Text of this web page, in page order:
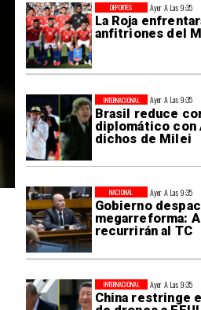
Ayer A Las 9:35
La Roja
anfitriones del
DEPORTES
Ayer A Las 9:35
Brasil reduce
diplomático con
dichos de Milei
INTERNACIONAL
Ayer A Las 9:35
Gobierno
megarreforma:
recurrirán al TC
NACIONAL
Ayer A Las 9:35
China restringe
INTERNACIONAL